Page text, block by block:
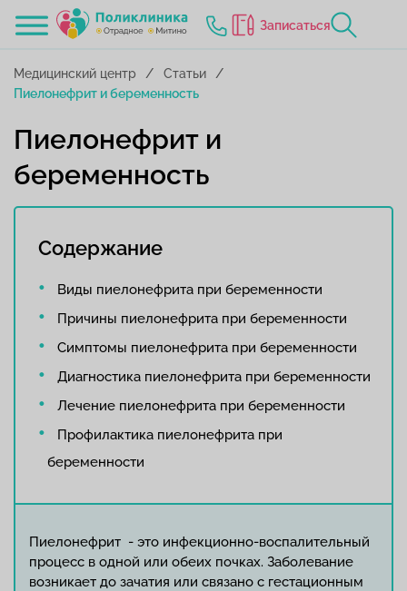
Записаться
Медицинский центр
Статьи
Пиелонефрит и беременность
Пиелонефрит и
беременность
Содержание
Виды пиелонефрита при беременности
Причины пиелонефрита при беременности
Симптомы пиелонефрита при беременности
Диагностика пиелонефрита при беременности
Лечение пиелонефрита при беременности
Профилактика пиелонефрита при
беременности
Пиелонефрит - это инфекционно-воспалительный
процесс в одной или обеих почках. Заболевание
возникает до зачатия или связано с гестационным